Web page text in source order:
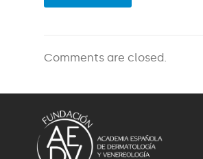
Comments are closed.